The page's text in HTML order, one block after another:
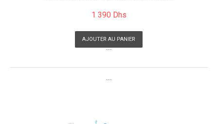
1 390 Dhs
AJOUTER AU PANIER
```
```